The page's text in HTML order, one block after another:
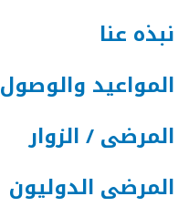
نبذه عنا
المواعيد والوصول
المرضى / الزوار
المرضى الدوليون